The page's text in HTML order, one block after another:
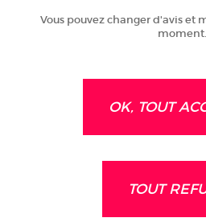
Vous pouvez changer d'avis et
moment.
OK, TOUT
TOUT